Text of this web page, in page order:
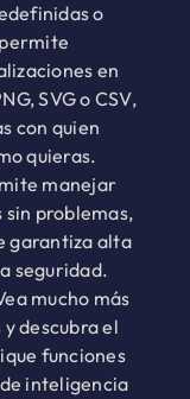
o
en
SVG o CSV,
con quien
quieras.
manejar
sin problemas,
garantiza alta
seguridad.
mucho más
descubra el
funciones
inteligencia